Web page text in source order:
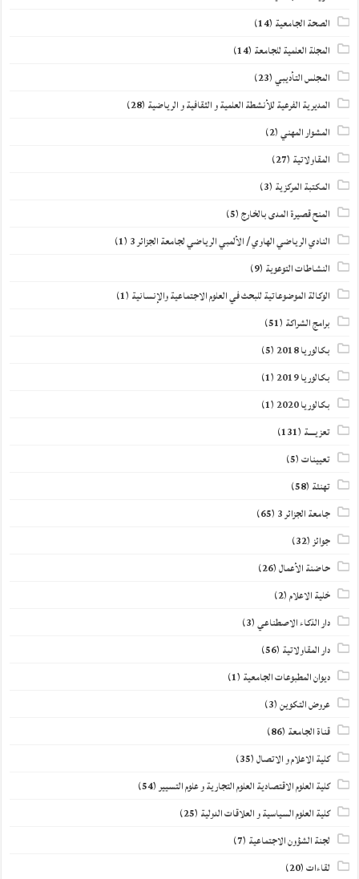
الصحة الجامعية (14)
المجلة العلمية للجامعة (14)
المجلس التأديبي(23)
المديرية الفرعية للأنشطة العلمية و الثقافية و الرياضية (28)
المشوار المهني(2)
المقاولاتية (27)
المكتبة المركزية (3)
المنح قصيرة المدى بالخارج(5)
النادي الرياضي الهاوي / الألمبي الرياضي لجامعة الجزائر 3 (1)
النشاطات التوعوية (9)
الوكالة الموضوعاتية للبحث في العلوم الاجتماعية والإنسانية (1)
برامج الشراكة (51)
بكالوريا 2018
(5)
بكالوريا 2019
(1)
بكالوريا 2020
(1)
تعزيــــة (131)
تعيينات(5)
تهنئة (58)
جامعة الجزائر 3 (65)
جوائز(32)
حاضنة الأعمال(26)
خلية الاعلام(2)
دار الذكاء الاصطناعي(3)
دار المقاولاتية (56)
ديوان المطبوعات الجامعية (1)
عروض التكوين(3)
قناة الجامعة (86)
كلية الاعلام و الاتصال(35)
كلية العلوم الاقتصادية العلوم التجارية و علوم التسيير(54)
كلية العلوم السياسية و العلاقات الدولية (25)
لجنة الشؤون الاجتماعية (7)
لقاءات(20)